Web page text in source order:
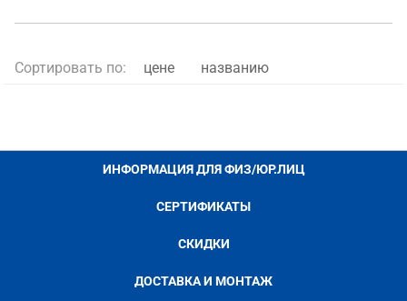
Сортировать по: цене названию
ИНФОРМАЦИЯ ДЛЯ ФИЗ/ЮР.ЛИЦ
СЕРТИФИКАТЫ
СКИДКИ
ДОСТАВКА И МОНТАЖ